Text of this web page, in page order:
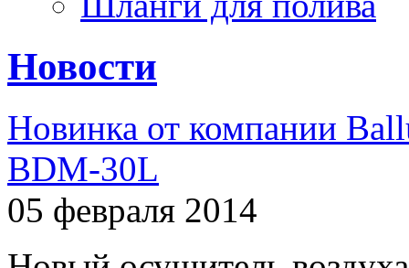
Новости
Новинка от компании
BDM-30L
05 февраля 2014